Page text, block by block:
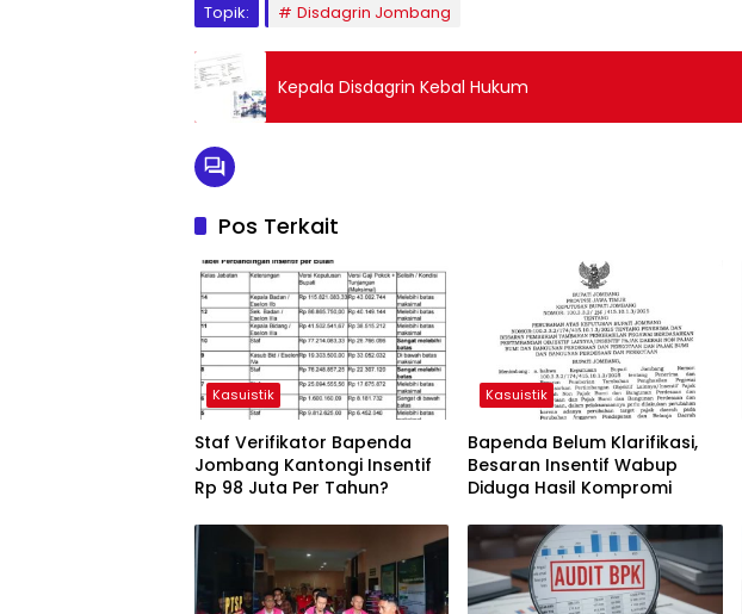
Topik:
Disdagrin Jombang
Kepala Disdagrin Kebal Hukum
Pos Terkait
Kasuistik
Staf Verifikator Bapenda
Jombang Kantongi Insentif
Rp 98 Juta Per Tahun?
Kasuistik
Bapenda Belum Klarifikasi,
Besaran Insentif Wabup
Diduga Hasil Kompromi